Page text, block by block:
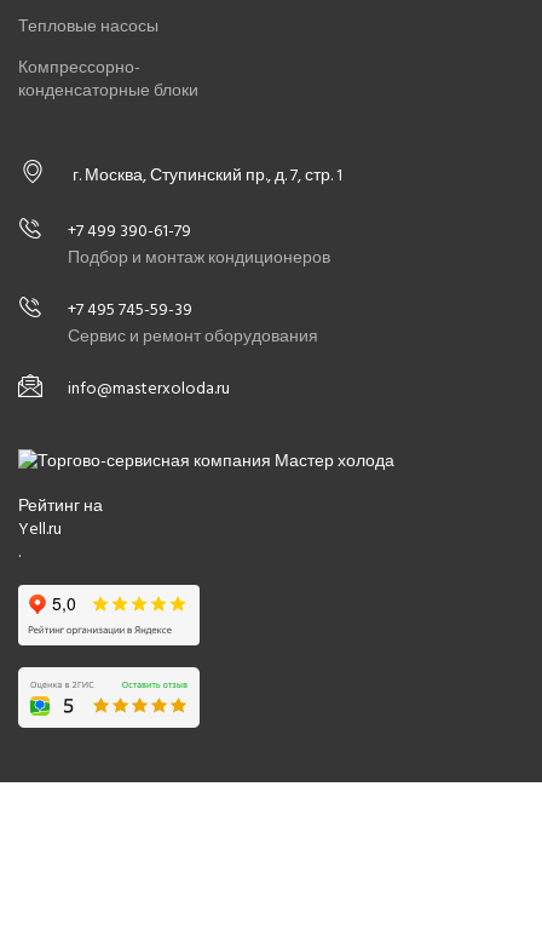
Тепловые насосы
Компрессорно-
конденсаторные блоки
г. Москва, Ступинский пр., д. 7, стр. 1
+7 499 390-61-79
Подбор и монтаж кондиционеров
+7 495 745-59-39
Сервис и ремонт оборудования
info@masterxoloda.ru
Рейтинг на
Yell.ru
.